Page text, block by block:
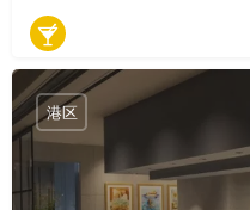
バル
港区